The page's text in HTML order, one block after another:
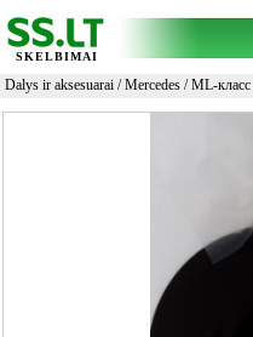
SKELBIMAI
Dalys ir aksesuarai /Mercedes /ML-класс